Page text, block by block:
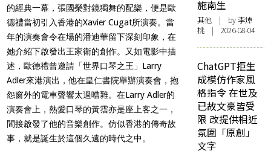
的經典一幕，張國榮對鏡獨舞的配樂，便是歐
德禮當初引入香港的Xavier Cugat所演奏。當
年的演奏會令在場的潘迪華留下深刻印象，在
她介紹下啟發出王家衛的創作。又如電影中描
述，歐德禮曾邀請「世界口琴之王」Larry
Adler來港演出，他在皇仁書院舉辦演奏會，抱
怨窗外的電車聲響太過嘈雜。在Larry Adler的
演奏會上，熱愛口琴的黃霑亦是座上客之一，
間接啟發了他的音樂創作。仿似香港的傳奇故
事，就是誕生於這個久遠的時代之中。
施南生
其他 | by 李焯
桃 | 2026-08-04
ChatGPT拒生
成模仿作家風
格指令 在世及
已故文豪皆受
限 改提供相近
氛圍「原創」
文字